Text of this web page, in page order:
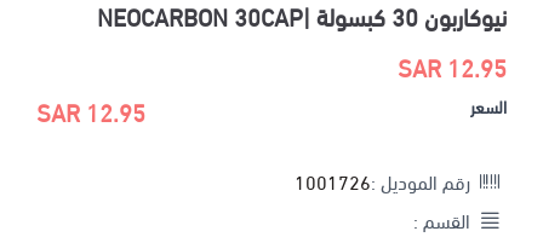
نيوكاربون 30 كبسولة |NEOCARBON 30CAP
12.95 SAR
السعر 12.95 SAR
رقم الموديل :1001726
القسم :